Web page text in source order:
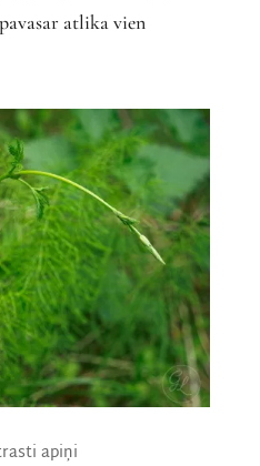
atlika vien
apiņi